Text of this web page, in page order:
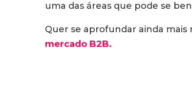
uma das áreas que pode se
Quer se aprofundar ainda mais
mercado B2B.